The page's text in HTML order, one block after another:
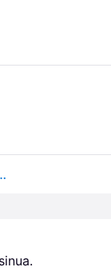
- OneSize - Muovailuvahat